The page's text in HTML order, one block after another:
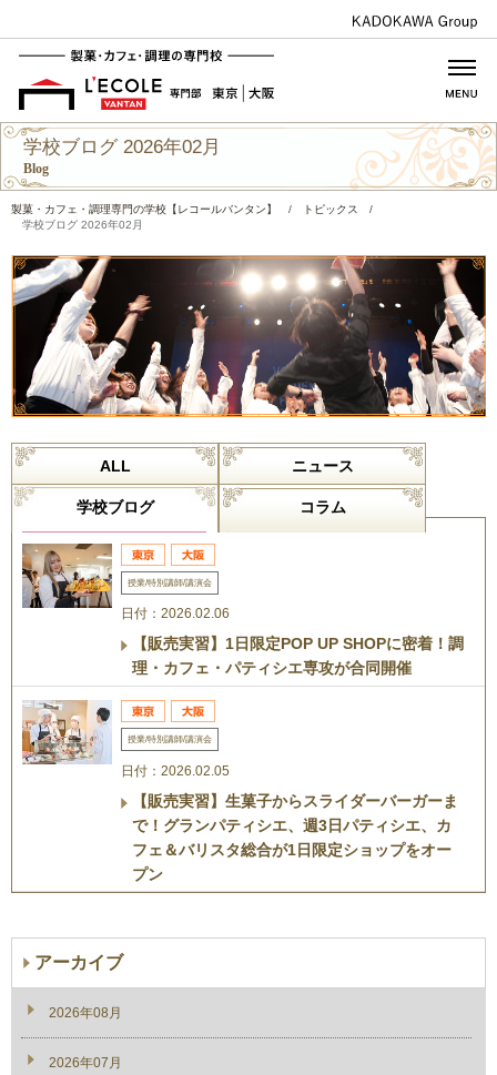
学校ブログ 2026年02月
Blog
製菓・カフェ・調理専門の学校【レコールバンタン】 / トピックス
/
学校ブログ 2026年02月
ALL ニュース
学校ブログ コラム
授業/特別講師/講演会
日付：2026.02.06
【販売実習】1日限定POP UP SHOPに密着！調
理・カフェ・パティシエ専攻が合同開催
授業/特別講師/講演会
日付：2026.02.05
【販売実習】生菓子からスライダーバーガーま
で！グランパティシエ、週3日パティシエ、カ
フェ＆バリスタ総合が1日限定ショップをオー
プン
アーカイブ
2026年08月
2026年07月